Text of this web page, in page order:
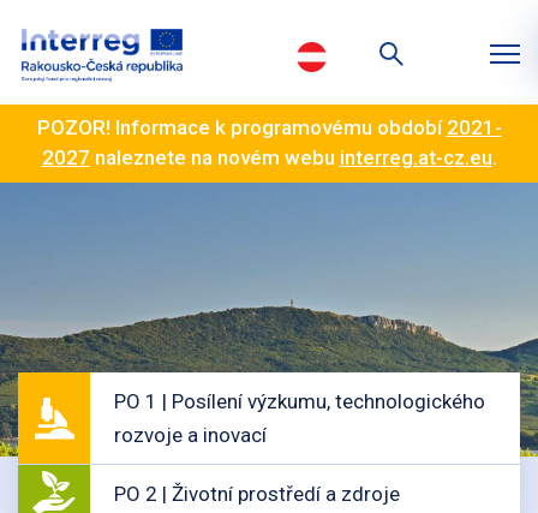
POZOR! Informace k programovému období 2021-
2027 naleznete na novém webu interreg.at-cz.eu.
PO 1 | Posílení výzkumu, technologického
rozvoje a inovací
PO 2 | Životní prostředí a zdroje